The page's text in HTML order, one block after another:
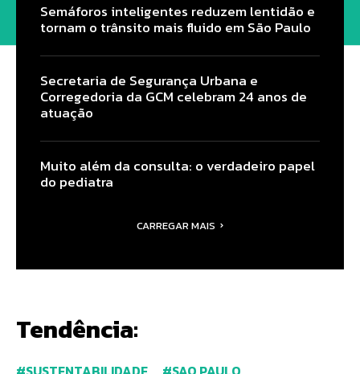
Semáforos inteligentes reduzem lentidão e
tornam o trânsito mais fluido em São Paulo
Secretaria de Segurança Urbana e
Corregedoria da GCM celebram 24 anos de
atuação
Muito além da consulta: o verdadeiro papel
do pediatra
CARREGAR MAIS
Tendência: